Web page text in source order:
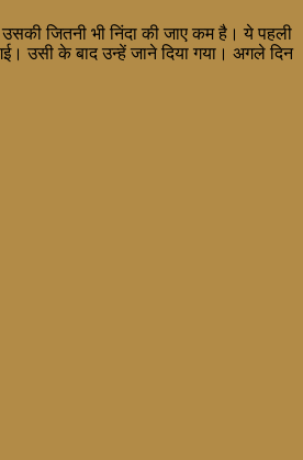
उसकी जितनी भी निंदा की जाए कम है। ये पहली
उसी के बाद उन्हें जाने दिया गया। अगले दिन